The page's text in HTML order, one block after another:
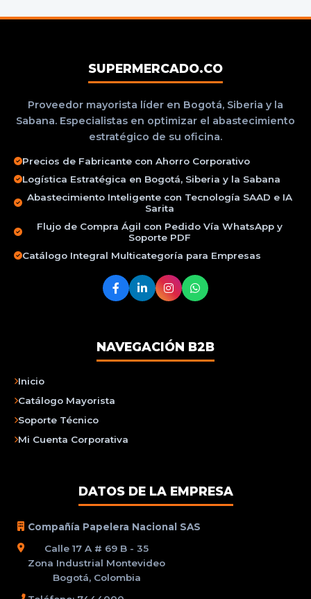
SUPERMERCADO.CO
Proveedor mayorista líder en Bogotá, Siberia y la
Sabana. Especialistas en optimizar el abastecimiento
estratégico de su oficina.
Precios de Fabricante con Ahorro Corporativo
Logística Estratégica en Bogotá, Siberia y la Sabana
Abastecimiento Inteligente con Tecnología SAAD e IA
Sarita
Flujo de Compra Ágil con Pedido Vía WhatsApp y
Soporte PDF
Catálogo Integral Multicategoría para Empresas
NAVEGACIÓN B2B
Inicio
Catálogo Mayorista
Soporte Técnico
Mi Cuenta Corporativa
DATOS DE LA EMPRESA
Compañía Papelera Nacional SAS
Calle 17 A # 69 B - 35
Zona Industrial Montevideo
Bogotá, Colombia